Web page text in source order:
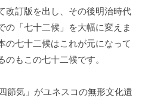
改訂版を出し、その後明治時代
の「七十二候」を大幅に変えま
の七十二候はこれが元になって
もこの七十二候です。
節気」がユネスコの無形文化遺